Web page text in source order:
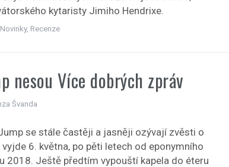
kytaristy Jimiho Hendrixe.
Novinky, Recenze
nesou Více dobrých zpráv
Švanda
se stále častěji a jasněji ozývají zvěsti o
6. května, po pěti letech od eponymního
2018. Ještě předtím vypouští kapela do éteru